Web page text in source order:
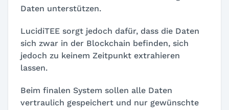
Daten unterstützen.
LucidiTEE sorgt jedoch dafür, dass die Daten
sich zwar in der Blockchain befinden, sich
jedoch zu keinem Zeitpunkt extrahieren
lassen.
Beim finalen System sollen alle Daten
vertraulich gespeichert und nur gewünschte